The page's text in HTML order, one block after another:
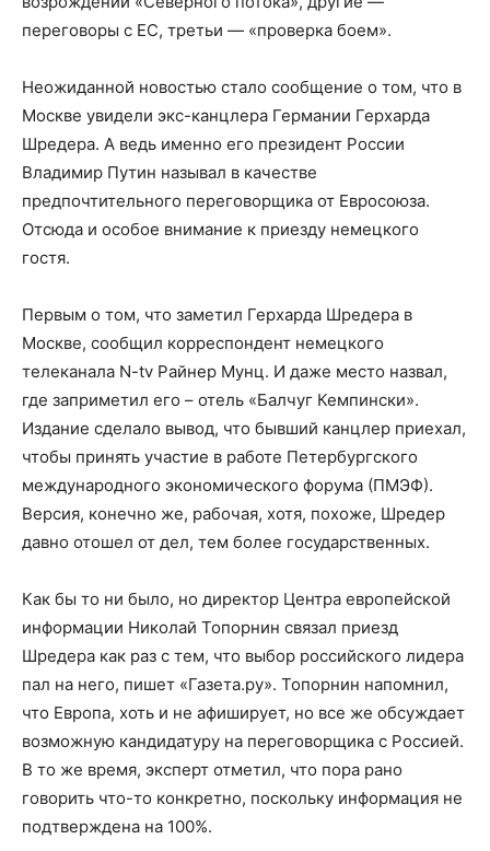
переговоры с ЕС, третьи — «проверка боем».
Неожиданной новостью стало сообщение о том, что в
Москве увидели экс-канцлера Германии Герхарда
Шредера. А ведь именно его президент России
Владимир Путин называл в качестве
предпочтительного переговорщика от Евросоюза.
Отсюда и особое внимание к приезду немецкого
гостя.
Первым о том, что заметил Герхарда Шредера в
Москве, сообщил корреспондент немецкого
телеканала N-tv Райнер Мунц. И даже место назвал,
где заприметил его – отель «Балчуг Кемпински».
Издание сделало вывод, что бывший канцлер приехал,
чтобы принять участие в работе Петербургского
международного экономического форума (ПМЭФ).
Версия, конечно же, рабочая, хотя, похоже, Шредер
давно отошел от дел, тем более государственных.
Как бы то ни было, но директор Центра европейской
информации Николай Топорнин связал приезд
Шредера как раз с тем, что выбор российского лидера
пал на него, пишет «Газета.ру». Топорнин напомнил,
что Европа, хоть и не афиширует, но все же обсуждает
возможную кандидатуру на переговорщика с Россией.
В то же время, эксперт отметил, что пора рано
говорить что-то конкретно, поскольку информация не
подтверждена на 100%.